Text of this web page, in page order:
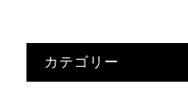
カテゴリー